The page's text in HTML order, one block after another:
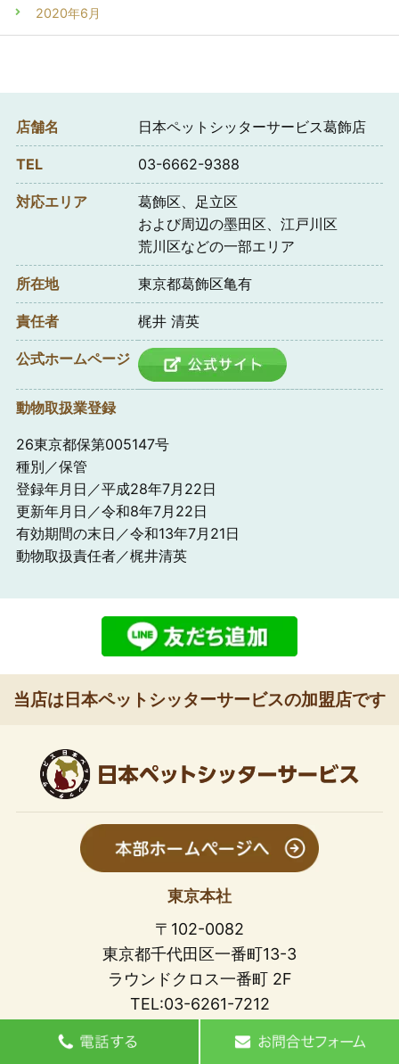
2020年6月
店舗名 日本ペットシッターサービス葛飾店
TEL 03-6662-9388
対応エリア
葛飾区、足立区
および周辺の墨田区、江戸川区
荒川区などの一部エリア
所在地 東京都葛飾区亀有
責任者 梶井 清英
公式ホームページ
動物取扱業登録
26東京都保第005147号
種別／保管
登録年月日／平成28年7月22日
更新年月日／令和8年7月22日
有効期間の末日／令和13年7月21日
動物取扱責任者／梶井清英
当店は日本ペットシッターサービスの加盟店です
東京本社
〒102-0082
東京都千代田区一番町13-3
ラウンドクロス一番町 2F
TEL:03-6261-7212